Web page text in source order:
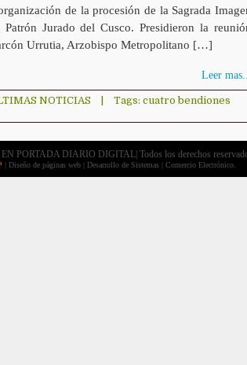
de la procesión de la Sagrada
Jurado del Cusco. Presidieron la
Urrutia, Arzobispo Metropolitano […]
Leer mas...
NOTICIAS Tags: cuatro bendiones
PORTADA DIARIO DIGITAL| Todos los derechos
| Diseño de páginas web | Desarrollo de Sistemas | Comercio Electrónico.